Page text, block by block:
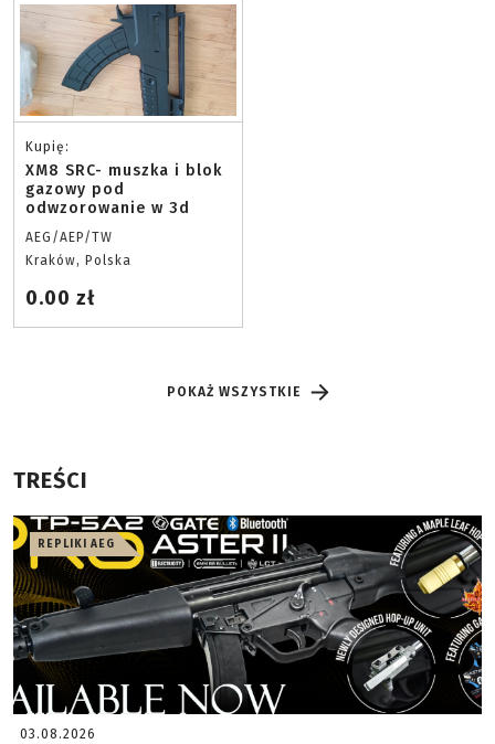
Kupię:
XM8 SRC- muszka i blok
gazowy pod
odwzorowanie w 3d
AEG/AEP/TW
Kraków, Polska
0.00 zł
POKAŻ WSZYSTKIE
TREŚCI
REPLIKI AEG
03.08.2026